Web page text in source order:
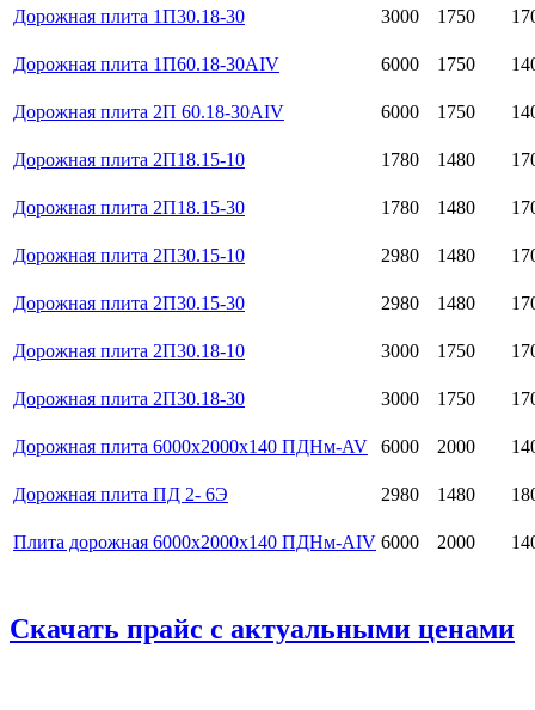
Дорожная плита 1П30.18-30 3000 1750
Дорожная плита 1П60.18-30AIV 6000 1750
Дорожная плита 2П 60.18-30AIV 6000 1750
Дорожная плита 2П18.15-10 1780 1480
Дорожная плита 2П18.15-30 1780 1480
Дорожная плита 2П30.15-10 2980 1480
Дорожная плита 2П30.15-30 2980 1480
Дорожная плита 2П30.18-10 3000 1750
Дорожная плита 2П30.18-30 3000 1750
Дорожная плита 6000х2000х140 ПДНм-AV 6000 2000
Дорожная плита ПД 2- 6Э 2980 1480
Плита дорожная 6000х2000х140 ПДНм-АIV 6000 2000
Скачать прайс с актуальными ценами